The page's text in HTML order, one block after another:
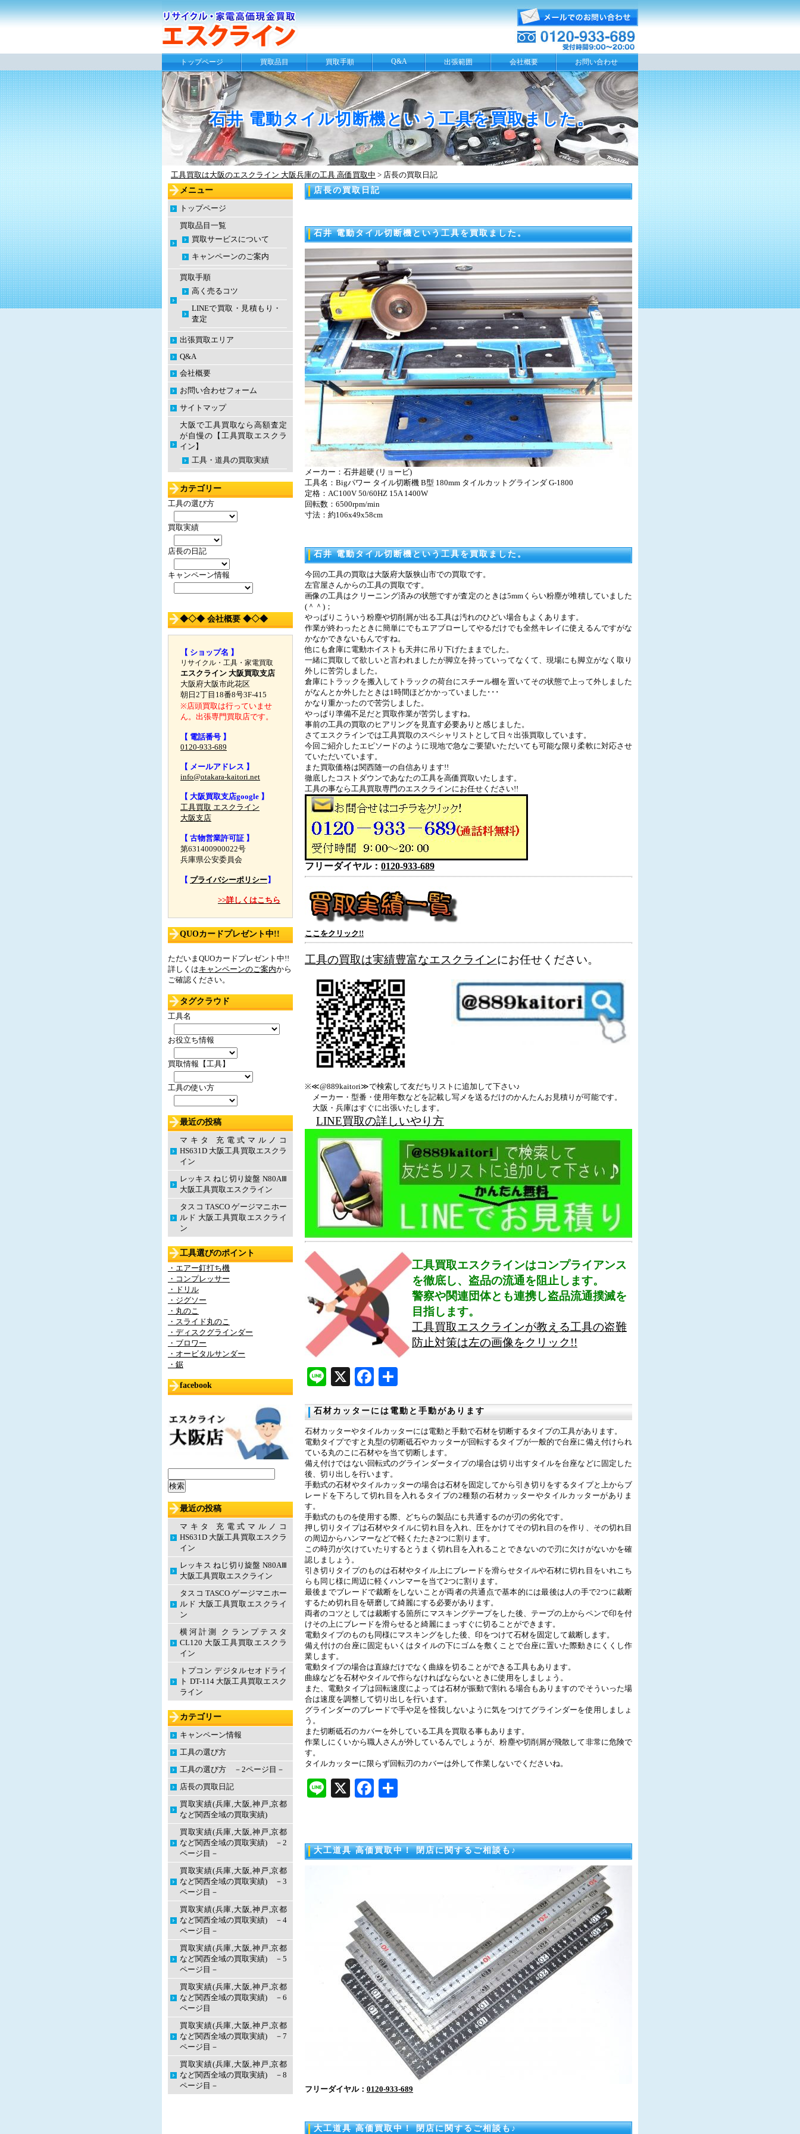
トップページ 買取品目 買取手順 Q&A 出張範囲 会社概要 お問い合わせ
石井 電動タイル切断機という工具を買取ました。
工具買取は大阪のエスクライン 大阪兵庫の工具 高価買取中 > 店長の買取日記
店長の買取日記
石井 電動タイル切断機という工具を買取ました。
メーカー：石井超硬 (リョービ)
工具名：Bigパワー タイル切断機 B型 180mm タイルカットグラインダ G-1800
定格：AC100V 50/60HZ 15A 1400W
回転数：6500rpm/min
寸法：約106x49x58cm
石井 電動タイル切断機という工具を買取ました。
今回の工具の買取は大阪府大阪狭山市での買取です。
左官屋さんからの工具の買取です。
画像の工具はクリーニング済みの状態ですが査定のときは5mmくらい粉塵が堆積していました
(＾＾)；
やっぱりこういう粉塵や切削屑が出る工具は汚れのひどい場合もよくあります。
作業が終わったときに簡単にでもエアブローしてやるだけでも全然キレイに使えるんですがな
かなかできないもんですね。
他にも倉庫に電動ホイストも天井に吊り下げたままでした。
一緒に買取して欲しいと言われましたが脚立を持っていってなくて、現場にも脚立がなく取り
外しに苦労しました。
倉庫にトラックを搬入してトラックの荷台にスチール棚を置いてその状態で上って外しました
がなんとか外したときは1時間ほどかかっていました･･･
かなり重かったので苦労しました。
やっぱり準備不足だと買取作業が苦労しますね。
事前の工具の買取のヒアリングを見直す必要ありと感じました。
さてエスクラインでは工具買取のスペシャリストとして日々出張買取しています。
今回ご紹介したエピソードのように現地で急なご要望いただいても可能な限り柔軟に対応させ
ていただいています。
また買取価格は関西随一の自信あります!!
徹底したコストダウンであなたの工具を高価買取いたします。
工具の事なら工具買取専門のエスクラインにお任せください!!
フリーダイヤル： 0120-933-689
ここをクリック!!
工具の買取は実績豊富なエスクラインにお任せください。
※≪@889kaitori≫で検索して友だちリストに追加して下さい♪
メーカー・型番・使用年数などを記載し写メを送るだけのかんたんお見積りが可能です。
大阪・兵庫はすぐに出張いたします。
LINE買取の詳しいやり方
工具買取エスクラインはコンプライアンス
を徹底し、盗品の流通を阻止します。
警察や関連団体とも連携し盗品流通撲滅を
目指します。
工具買取エスクラインが教える工具の盗難
防止対策は左の画像をクリック!!
LineX Facebook
石材カッターには電動と手動があります
石材カッターやタイルカッターには電動と手動で石材を切断するタイプの工具があります。
電動タイプですと丸型の切断砥石やカッターが回転するタイプが一般的で台座に備え付けられ
ている丸のこに石材やを当て切断します。
備え付けではない回転式のグラインダータイプの場合は切り出すタイルを台座などに固定した
後、切り出しを行います。
手動式の石材やタイルカッターの場合は石材を固定してから引き切りをするタイプと上からブ
レードを下ろして切れ目を入れるタイプの2種類の石材カッターやタイルカッターがありま
す。
手動式のものを使用する際、どちらの製品にも共通するのが刃の劣化です。
押し切りタイプは石材やタイルに切れ目を入れ、圧をかけてその切れ目のを作り、その切れ目
の周辺からハンマーなどで軽くたたき2つに割ります。
この時刃が欠けていたりするとうまく切れ目を入れることできないので刃に欠けがないかを確
認しましょう。
引き切りタイプのものは石材やタイル上にブレードを滑らせタイルや石材に切れ目をいれこち
らも同じ様に周辺に軽くハンマーを当て2つに割ります。
最後までブレードで裁断をしないことが両者の共通点で基本的には最後は人の手で2つに裁断
するため切れ目を研磨して綺麗にする必要があります。
両者のコツとしては裁断する箇所にマスキングテープをした後、テープの上からペンで印を付
けその上にブレードを滑らせると綺麗にまっすぐに切ることができます。
電動タイプのものも同様にマスキングをした後、印をつけて石材を固定して裁断します。
備え付けの台座に固定もいくはタイルの下にゴムを敷くことで台座に置いた際動きにくくし作
業します。
電動タイプの場合は直線だけでなく曲線を切ることができる工具もあります。
曲線などを石材やタイルで作らなければならないときに使用をしましょう。
また、電動タイプは回転速度によっては石材が振動で割れる場合もありますのでそういった場
合は速度を調整して切り出しを行います。
グラインダーのブレードで手や足を怪我しないように気をつけてグラインダーを使用しましょ
う。
また切断砥石のカバーを外している工具を買取る事もあります。
作業しにくいから職人さんが外しているんでしょうが、粉塵や切削屑が飛散して非常に危険で
す。
タイルカッターに限らず回転刃のカバーは外して作業しないでくださいね。
LineX Facebook
大工道具 高価買取中！ 閉店に関するご相談も♪
フリーダイヤル： 0120-933-689
大工道具 高価買取中！ 閉店に関するご相談も♪
メニュー
トップページ
買取品目一覧
買取サービスについて
キャンペーンのご案内
買取手順
高く売るコツ
LINEで買取・見積もり・
査定
出張買取エリア
Q&A
会社概要
お問い合わせフォーム
サイトマップ
大阪で工具買取なら高額査定
が自慢の【工具買取エスクラ
イン】
工具・道具の買取実績
カテゴリー
工具の選び方
買取実績
店長の日記
キャンペーン情報
◆◇◆ 会社概要 ◆◇◆
【 ショップ名 】
リサイクル・工具・家電買取
エスクライン 大阪買取支店
大阪府大阪市此花区
朝日2丁目18番8号3F-415
※店頭買取は行っていませ
ん。出張専門買取店です。
【 電話番号 】
0120-933-689
【 メールアドレス 】
info@otakara-kaitori.net
【 大阪買取支店google 】
工具買取 エスクライン
大阪支店
【 古物営業許可証 】
第631400900022号
兵庫県公安委員会
【 プライバシーポリシー】
>>詳しくはこちら
QUOカードプレゼント中!!
ただいまQUOカードプレゼント中!!
詳しくはキャンペーンのご案内から
ご確認ください。
タグクラウド
工具名
お役立ち情報
買取情報【工具】
工具の使い方
最近の投稿
マキタ 充電式マルノコ
HS631D 大阪工具買取エスクラ
イン
レッキス ねじ切り旋盤 N80AⅢ
大阪工具買取エスクライン
タスコ TASCO ゲージマニホー
ルド 大阪工具買取エスクライ
ン
工具選びのポイント
・エアー釘打ち機
・コンプレッサー
・ドリル
・ジグソー
・丸のこ
・スライド丸のこ
・ディスクグラインダー
・ブロワー
・オービタルサンダー
・鋸
facebook
索:
最近の投稿
マキタ 充電式マルノコ
HS631D 大阪工具買取エスクラ
イン
レッキス ねじ切り旋盤 N80AⅢ
大阪工具買取エスクライン
タスコ TASCO ゲージマニホー
ルド 大阪工具買取エスクライ
ン
横河計測 クランプテスタ
CL120 大阪工具買取エスクラ
イン
トプコン デジタルセオドライ
ト DT-114 大阪工具買取エスク
ライン
カテゴリー
キャンペーン情報
工具の選び方
工具の選び方 －2ページ目－
店長の買取日記
買取実績(兵庫,大阪,神戸,京都
など関西全域の買取実績)
買取実績(兵庫,大阪,神戸,京都
など関西全域の買取実績) －2
ページ目－
買取実績(兵庫,大阪,神戸,京都
など関西全域の買取実績) －3
ページ目－
買取実績(兵庫,大阪,神戸,京都
など関西全域の買取実績) －4
ページ目－
買取実績(兵庫,大阪,神戸,京都
など関西全域の買取実績) －5
ページ目－
買取実績(兵庫,大阪,神戸,京都
など関西全域の買取実績) －6
ページ目
買取実績(兵庫,大阪,神戸,京都
など関西全域の買取実績) －7
ページ目－
買取実績(兵庫,大阪,神戸,京都
など関西全域の買取実績) －8
ページ目－